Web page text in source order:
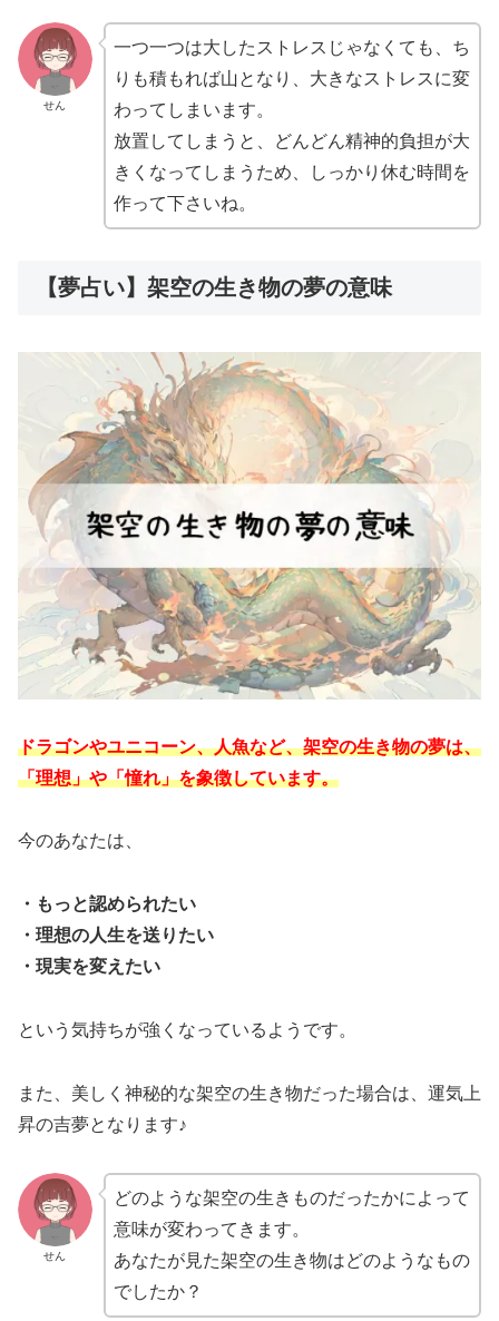
せん
一つ一つは大したストレスじゃなくても、ち
りも積もれば山となり、大きなストレスに変
わってしまいます。
放置してしまうと、どんどん精神的負担が大
きくなってしまうため、しっかり休む時間を
作って下さいね。
【夢占い】架空の生き物の夢の意味
ドラゴンやユニコーン、人魚など、架空の生き物の夢は、
「理想」や「憧れ」を象徴しています。
今のあなたは、
・もっと認められたい
・理想の人生を送りたい
・現実を変えたい
という気持ちが強くなっているようです。
また、美しく神秘的な架空の生き物だった場合は、運気上
昇の吉夢となります♪
せん
どのような架空の生きものだったかによって
意味が変わってきます。
あなたが見た架空の生き物はどのようなもの
でしたか？